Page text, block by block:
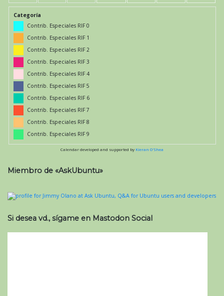
Categoría
Contrib. Especiales RIF 0
Contrib. Especiales RIF 1
Contrib. Especiales RIF 2
Contrib. Especiales RIF 3
Contrib. Especiales RIF 4
Contrib. Especiales RIF 5
Contrib. Especiales RIF 6
Contrib. Especiales RIF 7
Contrib. Especiales RIF 8
Contrib. Especiales RIF 9
Calendar developed and supported by Kieran O'Shea
Miembro de «AskUbuntu»
Si desea vd., sígame en Mastodon Social